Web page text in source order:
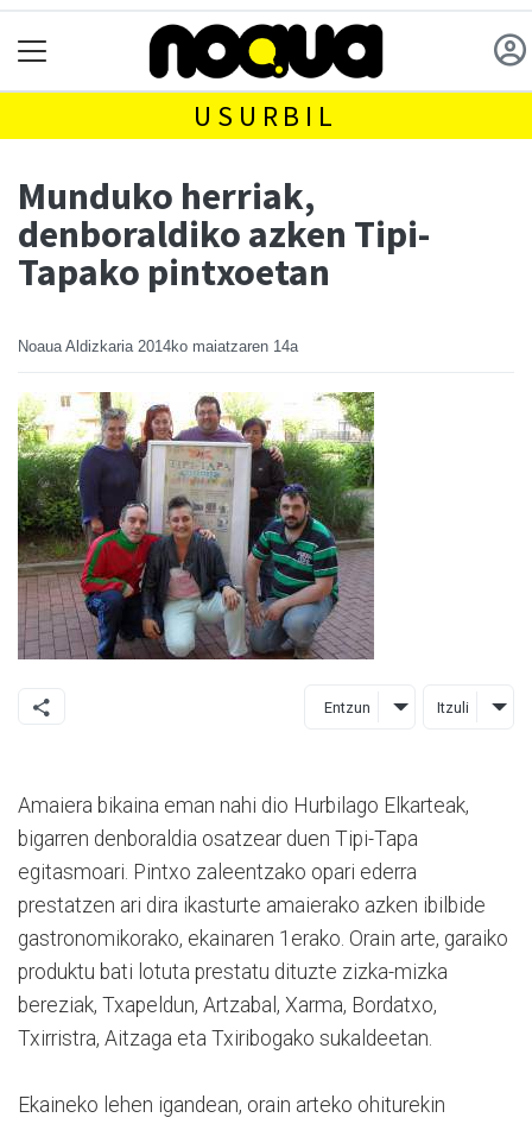
USURBIL
Munduko herriak,
denboraldiko azken Tipi-
Tapako pintxoetan
Noaua Aldizkaria 2014ko maiatzaren 14a
Entzun Itzuli
Amaiera bikaina eman nahi dio Hurbilago Elkarteak,
bigarren denboraldia osatzear duen Tipi-Tapa
egitasmoari. Pintxo zaleentzako opari ederra
prestatzen ari dira ikasturte amaierako azken ibilbide
gastronomikorako, ekainaren 1erako. Orain arte, garaiko
produktu bati lotuta prestatu dituzte zizka-mizka
bereziak, Txapeldun, Artzabal, Xarma, Bordatxo,
Txirristra, Aitzaga eta Txiribogako sukaldeetan.
Ekaineko lehen igandean, orain arteko ohiturekin